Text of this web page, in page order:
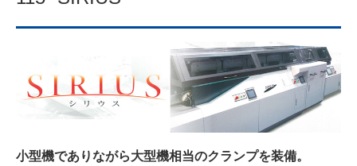
小型機でありながら大型機相当のクランプを装備。